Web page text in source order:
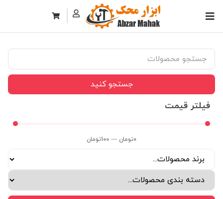
جستجو کنید
فیلتر قیمت
0تومان —
100تومان